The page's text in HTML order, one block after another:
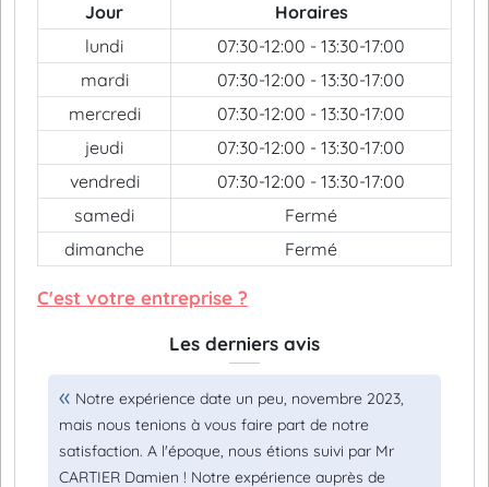
Jour
Horaires
lundi
07:30-12:00 - 13:30-17:00
mardi
07:30-12:00 - 13:30-17:00
mercredi
07:30-12:00 - 13:30-17:00
jeudi
07:30-12:00 - 13:30-17:00
vendredi
07:30-12:00 - 13:30-17:00
samedi
Fermé
dimanche
Fermé
C'est votre entreprise ?
Les derniers avis
Notre expérience date un peu, novembre 2023,
mais nous tenions à vous faire part de notre
satisfaction. A l'époque, nous étions suivi par Mr
CARTIER Damien ! Notre expérience auprès de